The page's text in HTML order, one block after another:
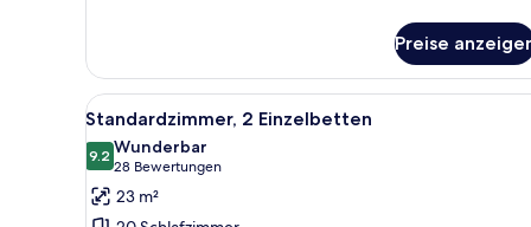
Preise
Alle
Fotos
für
Standardzimmer,
2 Einzelbetten
Ein modernes Hotelzimmer
5
Standardzimmer, 2 Einzelbetten
9.29.2 von 10
Wunderbar
28 Bewertungen
(28
Bewertungen)
23 m²